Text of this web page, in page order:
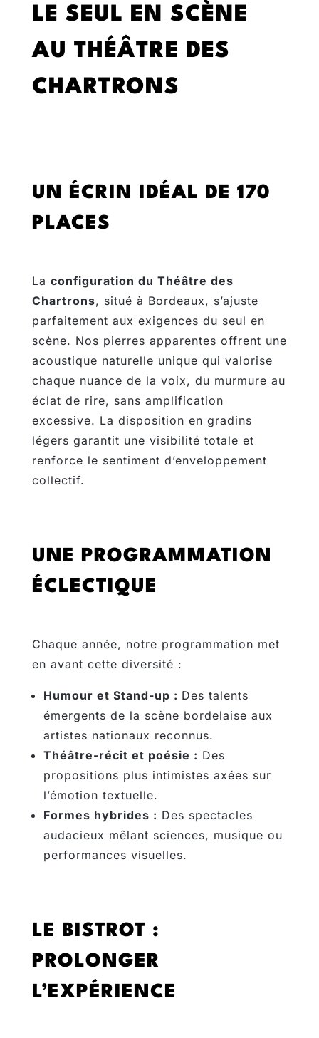
LE SEUL EN SCÈNE
AU THÉÂTRE DES
CHARTRONS
UN ÉCRIN IDÉAL DE 170
PLACES
La configuration du Théâtre des
Chartrons, situé à Bordeaux, s’ajuste
parfaitement aux exigences du seul en
scène. Nos pierres apparentes offrent une
acoustique naturelle unique qui valorise
chaque nuance de la voix, du murmure au
éclat de rire, sans amplification
excessive. La disposition en gradins
légers garantit une visibilité totale et
renforce le sentiment d’enveloppement
collectif.
UNE PROGRAMMATION
ÉCLECTIQUE
Chaque année, notre programmation met
en avant cette diversité :
Humour et Stand-up : Des talents
émergents de la scène bordelaise aux
artistes nationaux reconnus.
Théâtre-récit et poésie : Des
propositions plus intimistes axées sur
l’émotion textuelle.
Formes hybrides : Des spectacles
audacieux mêlant sciences, musique ou
performances visuelles.
LE BISTROT :
PROLONGER
L’EXPÉRIENCE